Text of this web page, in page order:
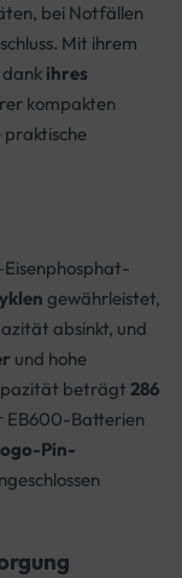
bei Notfällen
Mit ihrem
ihres
kompakten
praktische
Eisenphosphat-
gewährleistet,
absinkt, und
und hohe
beträgt 286
EB600-Batterien
Pin-